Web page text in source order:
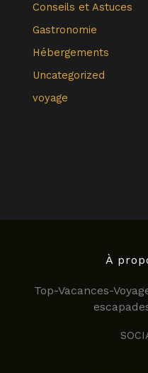
Conseils et Astuces
Gastronomie
Hébergements
Uncategorized
voyage
À
Top-Vacances-